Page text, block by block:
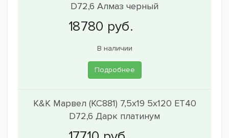
D72,6 Алмаз черный
В наличии
Подробнее
K&K Марвел (КС881) 7,5x19 5x120 ET40
D72,6 Дарк платинум